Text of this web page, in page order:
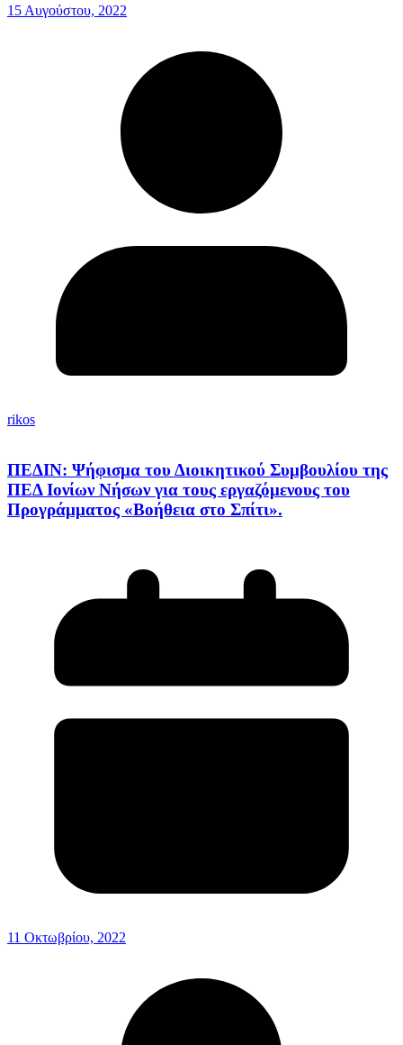
15 Αυγούστου, 2022
rikos
ΠΕΔΙΝ: Ψήφισμα του Διοικητικού Συμβουλίου της
ΠΕΔ Ιονίων Νήσων για τους εργαζόμενους του
Προγράμματος «Βοήθεια στο Σπίτι».
11 Οκτωβρίου, 2022